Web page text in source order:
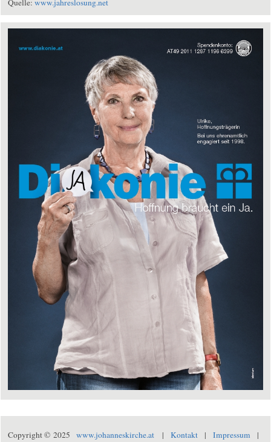
Quelle: www.jahreslosung.net
Copyright © 2025 www.johanneskirche.at | Kontakt | Impressum |